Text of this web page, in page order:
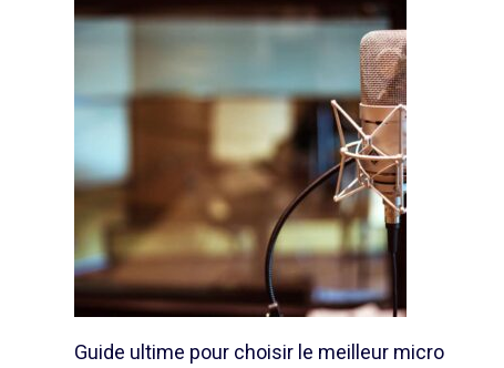
Guide ultime pour choisir le meilleur micro